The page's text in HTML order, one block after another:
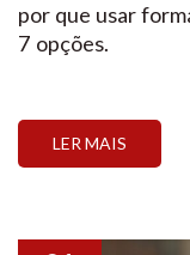
por que usar
7 opções.
LER MAIS